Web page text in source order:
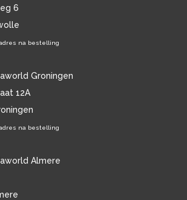
6
na bestelling
Groningen
12A
na bestelling
Almere